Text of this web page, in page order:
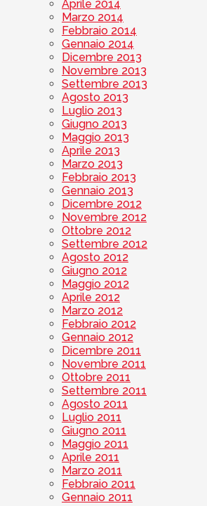
Aprile 2014
Marzo 2014
Febbraio 2014
Gennaio 2014
Dicembre 2013
Novembre 2013
Settembre 2013
Agosto 2013
Luglio 2013
Giugno 2013
Maggio 2013
Aprile 2013
Marzo 2013
Febbraio 2013
Gennaio 2013
Dicembre 2012
Novembre 2012
Ottobre 2012
Settembre 2012
Agosto 2012
Giugno 2012
Maggio 2012
Aprile 2012
Marzo 2012
Febbraio 2012
Gennaio 2012
Dicembre 2011
Novembre 2011
Ottobre 2011
Settembre 2011
Agosto 2011
Luglio 2011
Giugno 2011
Maggio 2011
Aprile 2011
Marzo 2011
Febbraio 2011
Gennaio 2011